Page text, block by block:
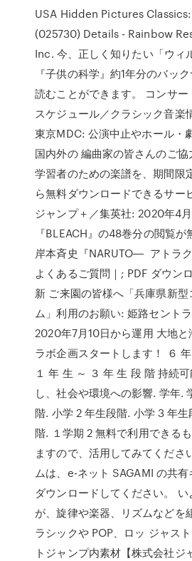
USA Hidden Pictures
(025730) Details - Rainbow
Inc. 今、正しく知りたい「ウィ
『子供の科学』約1年分のバッ
読むことができます。 コンサ
スケジュール／クラシック音楽
東京MDC: 公演中止やホール・
国内外の 編曲家の皆さんのご協
学習者のための楽譜を、期間限
ら無料ダウンロードできるサー
ジャンプ＋／集英社: 2020年4
『BLEACH』の48巻分の閲覧
岸本斉史『NARUTO― アトラ
よくあるご質問｜; PDF ダウン
新 ご来園の皆様へ「兵庫県新
ム」利用のお願い: 姫路セントラ
2020年7月10日から運用 大地と
ラボ企画スタートします！ ６
１ 年 生 ～ ３ 年 生 段 階 持続
し、社会や環境への影響. 学年.
階. 小学 2 年生段階. 小学 3 年
階. １学期 2 無料で利用できる
ますので、活用してみてくださ
ムは、e-ネット SAGAMI の共有
ダウンロードしてください。
が、旋律や楽器、リズムなどを
ラシックや POP、ロッ ジャス
トジャンプ内素材【株式会社ジ